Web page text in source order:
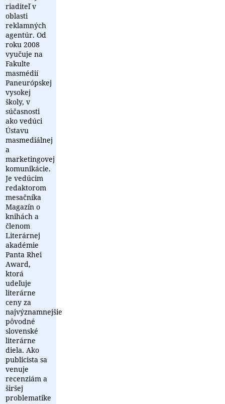
riaditeľ v
oblasti
reklamných
agentúr. Od
roku 2008
vyučuje na
Fakulte
masmédií
Paneurópskej
vysokej
školy, v
súčasnosti
ako vedúci
Ústavu
masmediálnej
a
marketingovej
komunikácie.
Je vedúcim
redaktorom
mesačníka
Magazín o
knihách a
členom
Literárnej
akadémie
Panta Rhei
Award,
ktorá
udeľuje
literárne
ceny za
najvýznamnejšie
pôvodné
slovenské
literárne
diela. Ako
publicista sa
venuje
recenziám a
širšej
problematike